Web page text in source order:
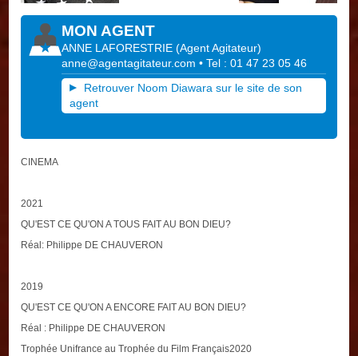
MON AGENT
ANNE LAFORESTRIE (Agent Agitateur)
anne@agentagitateur.com • Tel : 01 47 23 05 46
Retrouver Noom Diawara sur le site de son
agent
CINEMA
2021
QU'EST CE QU'ON A TOUS FAIT AU BON DIEU?
Réal: Philippe DE CHAUVERON
2019
QU'EST CE QU'ON A ENCORE FAIT AU BON DIEU?
Réal : Philippe DE CHAUVERON
Trophée Unifrance au Trophée du Film Français2020